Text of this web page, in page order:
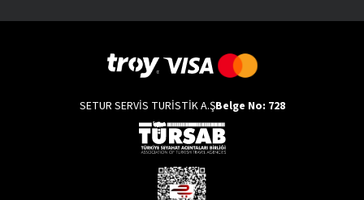
SETUR SERVİS TURİSTİK A.ŞBelge No: 728